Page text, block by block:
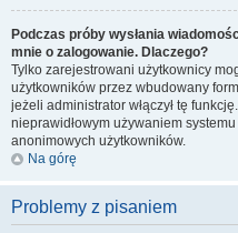
Podczas próby wysłania
mnie o zalogowanie. Dlaczego?
Tylko zarejestrowani użytkownicy
użytkowników przez wbudowany
jeżeli administrator włączył tę
nieprawidłowym używaniem
anonimowych użytkowników.
Na górę
Problemy z pisaniem